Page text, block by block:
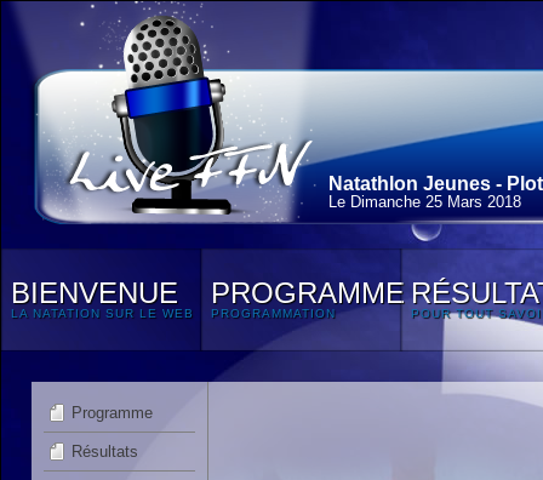
Natathlon Jeunes -
Le Dimanche 25 Mars 2018
BIENVENUE
LA NATATION SUR LE WEB
PROGRAMME
PROGRAMMATION POUR TOUT
Programme
Résultats